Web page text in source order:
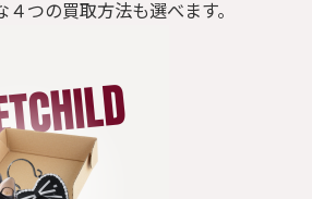
つの買取方法も選べます。